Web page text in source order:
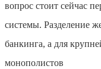
вопрос стоит сейчас
системы. Разделение
банкинга, а для
монополистов